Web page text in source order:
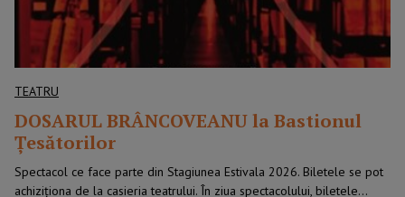
TEATRU
DOSARUL BRÂNCOVEANU la Bastionul
Țesătorilor
Spectacol ce face parte din Stagiunea Estivala 2026. Biletele se pot
achiziționa de la casieria teatrului. În ziua spectacolului, biletele…